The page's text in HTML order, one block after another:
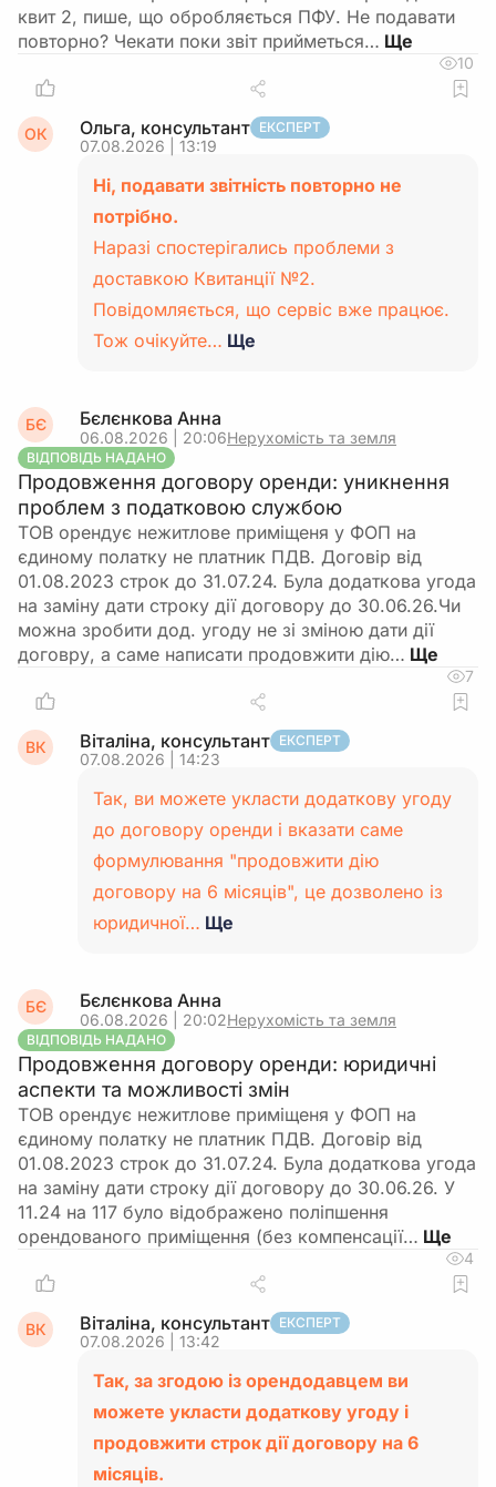
квит 2, пише, що обробляється ПФУ. Не подавати
повторно? Чекати поки звіт прийметься…
10
ОК Ольга, консультант ЕКСПЕРТ
07.08.2026 | 13:19
Ні, подавати звітність повторно не
потрібно.
Наразі спостерігались проблеми з
доставкою Квитанції №2.
Повідомляється, що сервіс вже працює.
Тож очікуйте… Ще
БЄ Бєлєнкова Анна
06.08.2026 | 20:06Нерухомість та земля
ВІДПОВІДЬ НАДАНО
Продовження договору оренди: уникнення
проблем з податковою службою
ТОВ орендує нежитлове приміщеня у ФОП на
єдиному полатку не платник ПДВ. Договір від
01.08.2023 строк до 31.07.24. Була додаткова угода
на заміну дати строку дії договору до 30.06.26.Чи
можна зробити дод. угоду не зі зміною дати дії
договру, а саме написати продовжити дію…
7
ВК Віталіна, консультант ЕКСПЕРТ
07.08.2026 | 14:23
Так, ви можете укласти додаткову угоду
до договору оренди і вказати саме
формулювання "продовжити дію
договору на 6 місяців", це дозволено із
юридичної… Ще
БЄ Бєлєнкова Анна
06.08.2026 | 20:02Нерухомість та земля
ВІДПОВІДЬ НАДАНО
Продовження договору оренди: юридичні
аспекти та можливості змін
ТОВ орендує нежитлове приміщеня у ФОП на
єдиному полатку не платник ПДВ. Договір від
01.08.2023 строк до 31.07.24. Була додаткова угода
на заміну дати строку дії договору до 30.06.26. У
11.24 на 117 було відображено поліпшення
орендованого приміщення (без компенсації…
4
ВК Віталіна, консультант ЕКСПЕРТ
07.08.2026 | 13:42
Так, за згодою із орендодавцем ви
можете укласти додаткову угоду і
продовжити строк дії договору на 6
місяців.